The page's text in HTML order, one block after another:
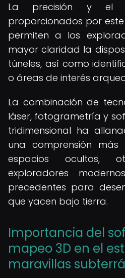
La precisión y el
proporcionados por
permiten a los
mayor claridad la
túneles, así como
o áreas de interés
La combinación de
láser, fotogrametría y
tridimensional ha
una comprensión
espacios ocultos,
exploradores
precedentes para
que yacen bajo tierra.
Importancia del
mapeo 3D en el
maravillas